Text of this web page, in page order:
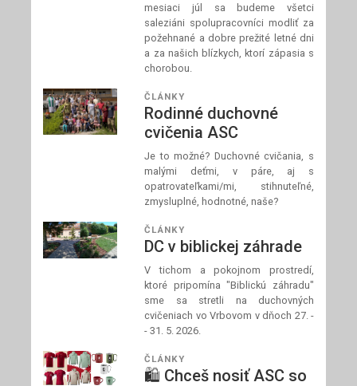
mesiaci júl sa budeme všetci
saleziáni spolupracovníci modliť za
požehnané a dobre prežité letné dni
a za našich blízkych, ktorí zápasia s
chorobou.
ČLÁNKY
Rodinné duchovné
cvičenia ASC
Je to možné? Duchovné cvičania, s
malými deťmi, v páre, aj s
opatrovateľkami/mi, stihnuteľné,
zmysluplné, hodnotné, naše?
ČLÁNKY
DC v biblickej záhrade
V tichom a pokojnom prostredí,
ktoré pripomína "Biblickú záhradu"
sme sa stretli na duchovných
cvičeniach vo Vrbovom v dňoch 27. -
- 31. 5. 2026.
ČLÁNKY
🛍️ Chceš nosiť ASC so